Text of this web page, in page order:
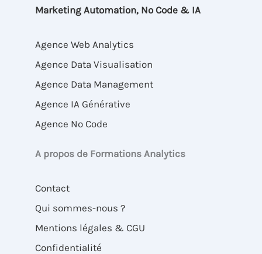
Marketing Automation, No Code & IA
Agence Web Analytics
Agence Data Visualisation
Agence Data Management
Agence IA Générative
Agence No Code
A propos de Formations Analytics
Contact
Qui sommes-nous ?
Mentions légales & CGU
Confidentialité